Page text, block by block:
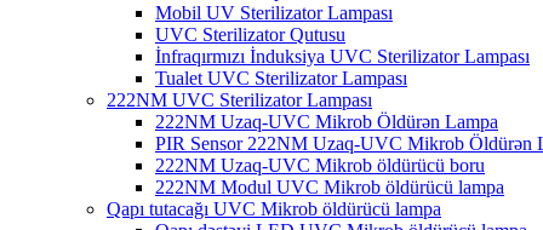
Mobil UV Sterilizator Lampası
UVC Sterilizator Qutusu
İnfraqırmızı İnduksiya UVC Sterilizator Lampası
Tualet UVC Sterilizator Lampası
222NM UVC Sterilizator Lampası
222NM Uzaq-UVC Mikrob Öldürən Lampa
PIR Sensor 222NM Uzaq-UVC Mikrob Öldürən
222NM Uzaq-UVC Mikrob öldürücü boru
222NM Modul UVC Mikrob öldürücü lampa
Qapı tutacağı UVC Mikrob öldürücü lampa